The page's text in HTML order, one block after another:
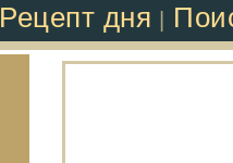
Рецепт дня